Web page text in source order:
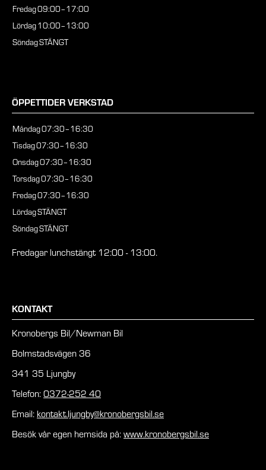
Fredag09:00–17:00
Lördag10:00–13:00
SöndagSTÄNGT
ÖPPETTIDER VERKSTAD
Måndag07:30–16:30
Tisdag07:30–16:30
Onsdag07:30–16:30
Torsdag07:30–16:30
Fredag07:30–16:30
LördagSTÄNGT
SöndagSTÄNGT
Fredagar lunchstängt 12:00 - 13:00.
KONTAKT
Kronobergs Bil/Newman Bil
Bolmstadsvägen 36
341 35 Ljungby
Telefon: 0372-252 40
Email: kontakt.ljungby@kronobergsbil.se
Besök vår egen hemsida på: www.kronobergsbil.se